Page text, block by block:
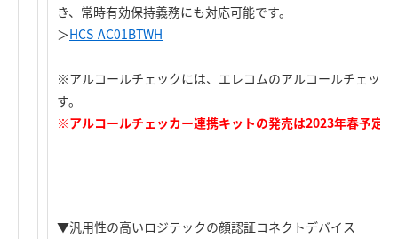
き、常時有効保持義務にも対応可能です。
＞HCS-AC01BTWH
※アルコールチェックには、エレコムのアルコールチェッカ
す。
※アルコールチェッカー連携キットの発売は2023年春予定
▼汎用性の高いロジテックの顔認証コネクトデバイス